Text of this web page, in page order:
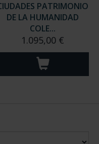
PATRIMONIO
DE LA HUMANIDAD
COLE...
1.095,00 €